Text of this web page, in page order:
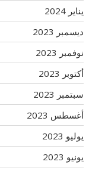
يناير 2024
ديسمبر 2023
نوفمبر 2023
أكتوبر 2023
سبتمبر 2023
أغسطس 2023
يوليو 2023
يونيو 2023